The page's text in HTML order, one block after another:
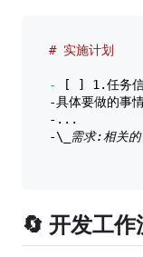
# 实施计划
- [ ] 1.任务
-具体要做的事
-...
-\ _需求:相关
🔄 开发工作